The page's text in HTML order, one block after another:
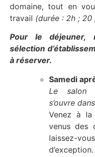
domaine, tout en
travail (durée : 2h ; 20
Pour le déjeuner,
sélection
à réserver.
Samedi
Le salon
s’ouvre
Venez à
venus des
laissez-